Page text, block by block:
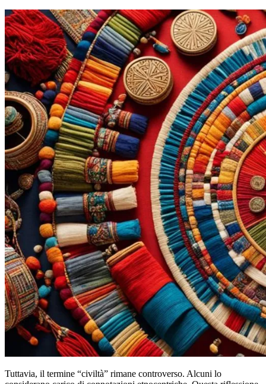
Tuttavia, il termine “civiltà” rimane controverso. Alcuni lo